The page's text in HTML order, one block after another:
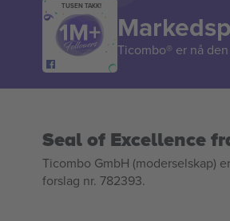
TUSEN TAKK!
Ticombo® er nå
Seal of Excellence
Ticombo GmbH (moderselskap)
forslag nr. 782393.